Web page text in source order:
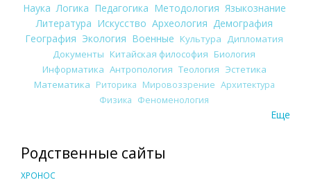
Наука Логика Педагогика Методология Языкознание
Литература Искусство Археология Демография
География Экология Военные Культура
Дипломатия
Документы Китайская философия Биология
Информатика Антропология Теология Эстетика
Математика Риторика Мировоззрение Архитектура
Физика Феноменология
Еще
Родственные сайты
ХРОНОС